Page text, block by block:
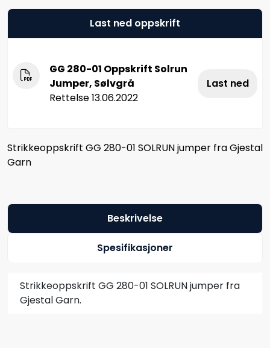
Last ned oppskrift
GG 280-01 Oppskrift Solrun
Jumper, Sølvgrå
Rettelse 13.06.2022
Last ned
Strikkeoppskrift GG 280-01 SOLRUN jumper fra Gjestal
Garn
Beskrivelse
Spesifikasjoner
Strikkeoppskrift GG 280-01 SOLRUN jumper fra
Gjestal Garn.